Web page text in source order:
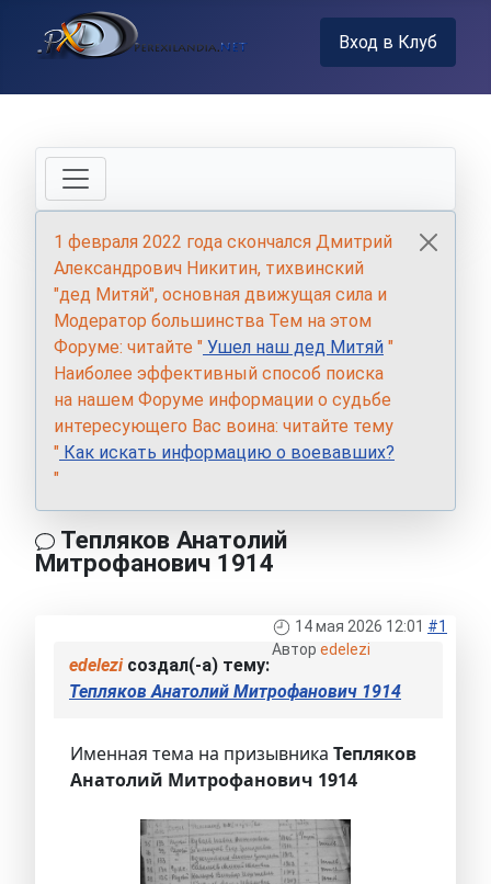
Вход в Клуб
1 февраля 2022 года скончался Дмитрий
Александрович Никитин, тихвинский
"дед Митяй", основная движущая сила и
Модератор большинства Тем на этом
Форуме: читайте " Ушел наш дед Митяй "
Наиболее эффективный способ поиска
на нашем Форуме информации о судьбе
интересующего Вас воина: читайте тему
" Как искать информацию о воевавших?
"
Тепляков Анатолий
Митрофанович 1914
14 мая 2026 12:01 #1
Автор edelezi
edeleziсоздал(-а) тему:
Тепляков Анатолий Митрофанович 1914
Именная тема на призывника Тепляков
Анатолий Митрофанович 1914